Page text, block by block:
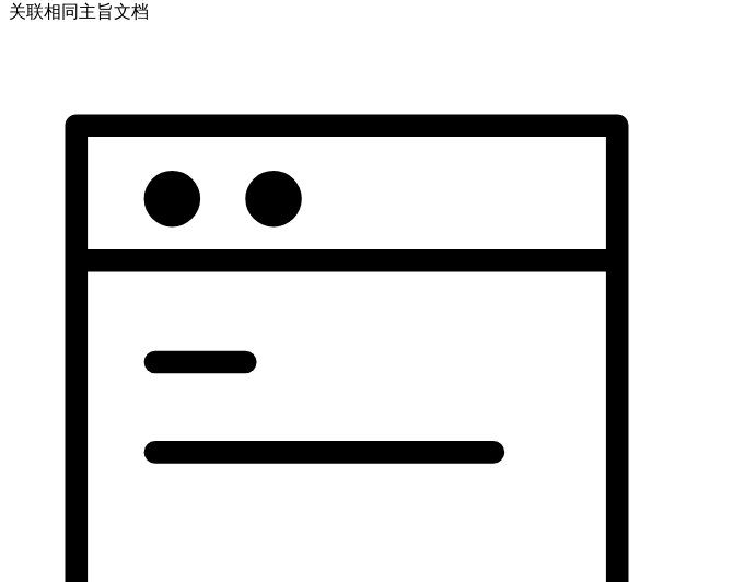
关联相同主旨文档